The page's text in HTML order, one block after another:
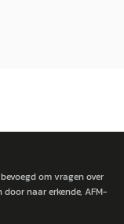
om vragen over
naar erkende, AFM-